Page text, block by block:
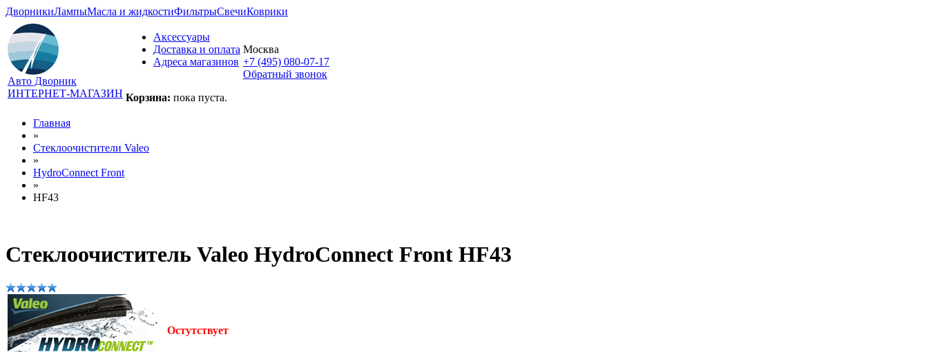
ДворникиЛампыМасла и жидкостиФильтрыСвечиКоврики
Авто Дворник
ИНТЕРНЕТ-МАГАЗИН
Аксессуары
Доставка и оплата
Адреса магазинов
Корзина: пока пуста.
Москва
+7 (495) 080-07-17
Обратный звонок
Главная
»
Стеклоочистители Valeo
»
HydroConnect Front
»
HF43
Стеклоочиститель Valeo HydroConnect Front HF43
Остутствует